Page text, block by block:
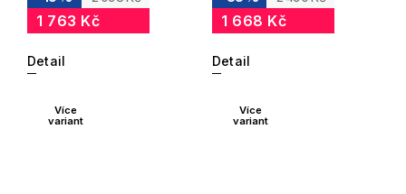
1 763 Kč
Detail
1 668 Kč
Detail
Více
variant
Více
variant